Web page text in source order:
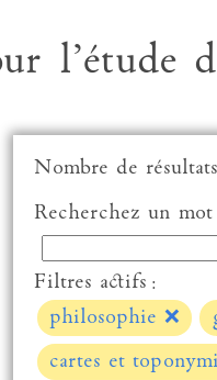
l’étude
Nombre de
Recherchez un mot
Filtres actifs :
philosophie ❌
cartes et